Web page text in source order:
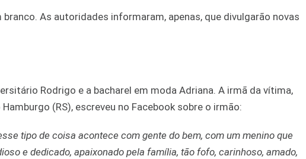
As autoridades informaram, apenas, que divulgarão novas
Rodrigo e a bacharel em moda Adriana. A irmã da vítima,
(RS), escreveu no Facebook sobre o irmão:
tipo de coisa acontece com gente do bem, com um menino que
e dedicado, apaixonado pela família, tão fofo, carinhoso, amado,